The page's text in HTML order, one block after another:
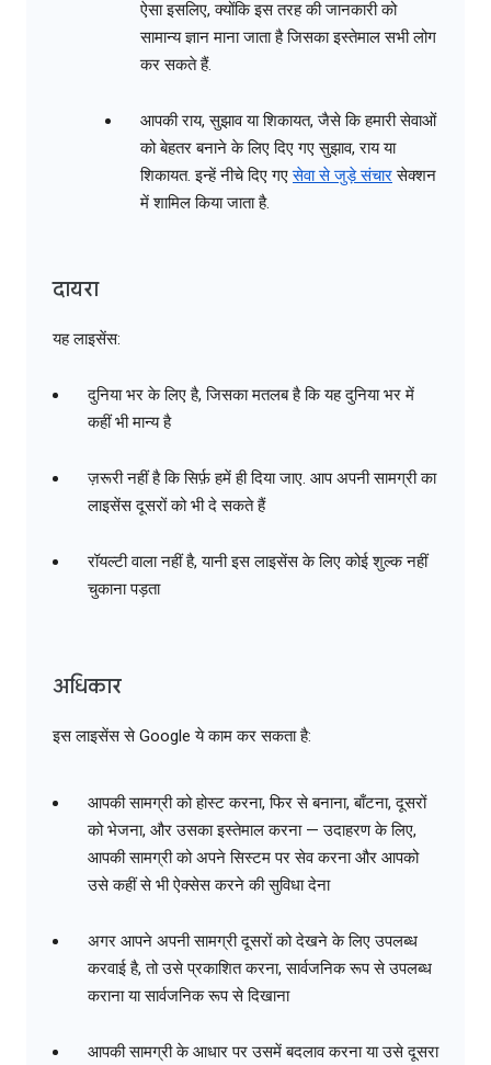
ऐसा इसलिए, क्योंकि इस तरह की जानकारी को
सामान्य ज्ञान माना जाता है जिसका इस्तेमाल सभी लोग
कर सकते हैं.
आपकी राय, सुझाव या शिकायत, जैसे कि हमारी सेवाओं
को बेहतर बनाने के लिए दिए गए सुझाव, राय या
शिकायत. इन्हें नीचे दिए गएसेवा से जुड़े संचारसेक्शन
में शामिल किया जाता है.
दायरा
यह लाइसेंस:
दुनिया भर के लिए है, जिसका मतलब है कि यह दुनिया भर में
कहीं भी मान्य है
ज़रूरी नहीं है कि सिर्फ़ हमें ही दिया जाए. आप अपनी सामग्री का
लाइसेंस दूसरों को भी दे सकते हैं
रॉयल्टी वाला नहीं है, यानी इस लाइसेंस के लिए कोई शुल्क नहीं
चुकाना पड़ता
अधिकार
इस लाइसेंस से Google ये काम कर सकता है:
आपकी सामग्री को होस्ट करना, फिर से बनाना, बाँटना, दूसरों
को भेजना, और उसका इस्तेमाल करना — उदाहरण के लिए,
आपकी सामग्री को अपने सिस्टम पर सेव करना और आपको
उसे कहीं से भी ऐक्सेस करने की सुविधा देना
अगर आपने अपनी सामग्री दूसरों को देखने के लिए उपलब्ध
करवाई है, तो उसे प्रकाशित करना, सार्वजनिक रूप से उपलब्ध
कराना या सार्वजनिक रूप से दिखाना
आपकी सामग्री के आधार पर उसमें बदलाव करना या उसे दूसरा